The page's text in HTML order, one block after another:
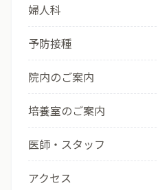
婦人科
予防接種
院内のご案内
培養室のご案内
医師・スタッフ
アクセス